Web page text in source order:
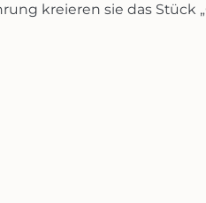
kreieren sie das Stück